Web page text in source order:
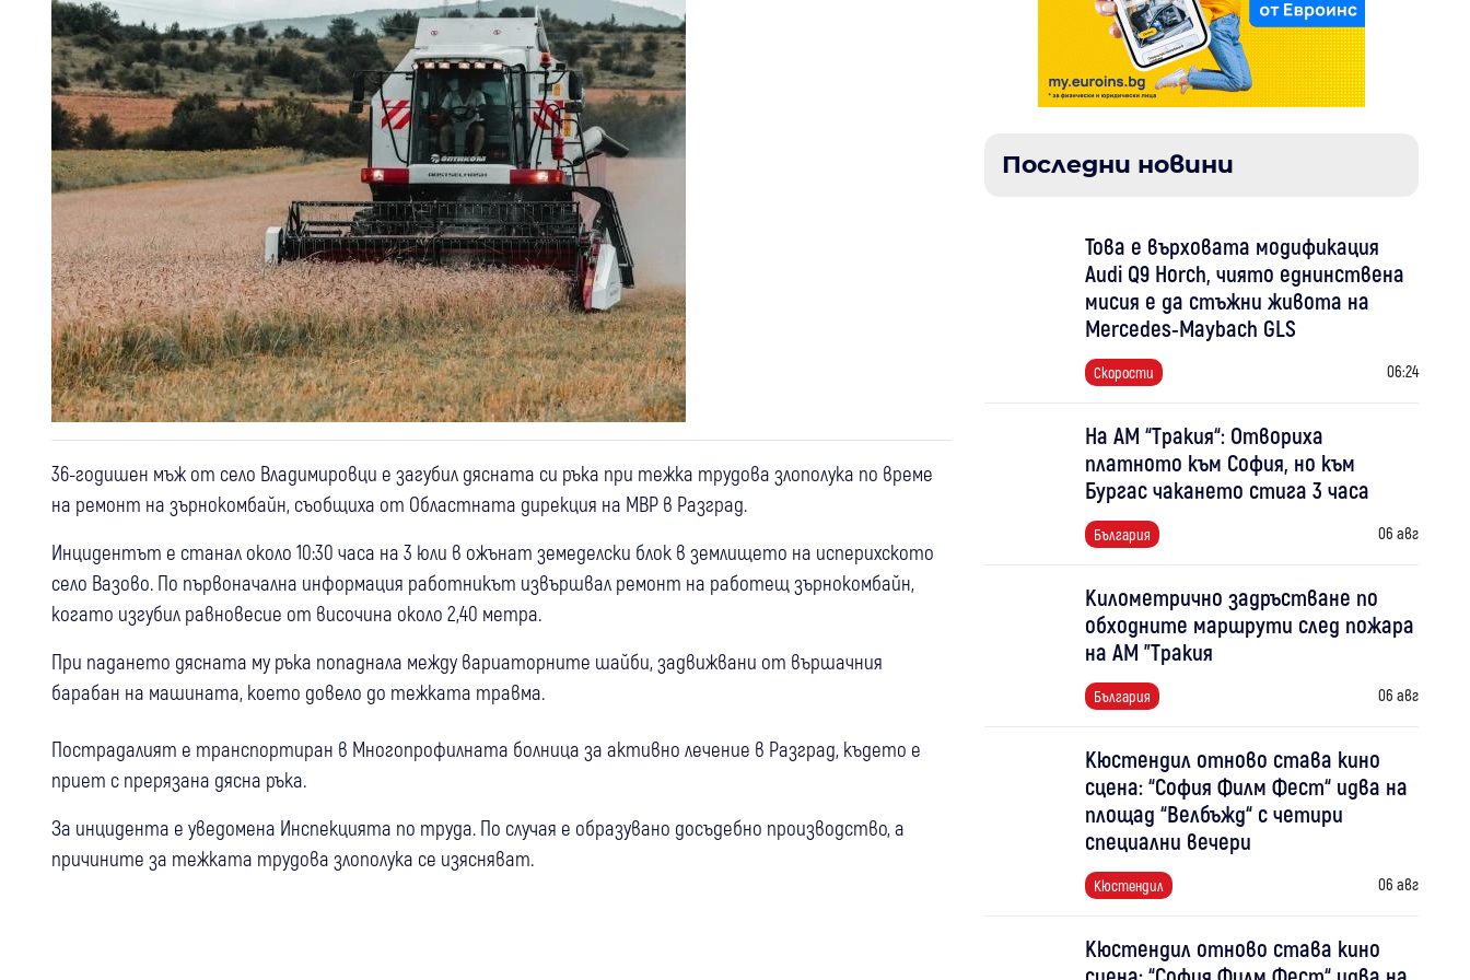
36-годишен мъж от село Владимировци е загубил дясната си ръка при тежка трудова злополука по време
на ремонт на зърнокомбайн, съобщиха от Областната дирекция на МВР в Разград.
Инцидентът е станал около 10:30 часа на 3 юли в ожънат земеделски блок в землището на исперихското
село Вазово. По първоначална информация работникът извършвал ремонт на работещ зърнокомбайн,
когато изгубил равновесие от височина около 2,40 метра.
При падането дясната му ръка попаднала между вариаторните шайби, задвижвани от вършачния
барабан на машината, което довело до тежката травма.
Пострадалият е транспортиран в Многопрофилната болница за активно лечение в Разград, където е
приет с прерязана дясна ръка.
За инцидента е уведомена Инспекцията по труда. По случая е образувано досъдебно производство, а
причините за тежката трудова злополука се изясняват.
Последни новини
Това е върховата модификация
Audi Q9 Horch, чиято еднинствена
мисия е да стъжни живота на
Mercedes-Maybach GLS
Скорости 06:24
На АМ “Тракия“: Отвориха
платното към София, но към
Бургас чакането стига 3 часа
България 06 авг
Километрично задръстване по
обходните маршрути след пожара
на АМ "Тракия
България 06 авг
Кюстендил отново става кино
сцена: “София Филм Фест“ идва на
площад “Велбъжд“ с четири
специални вечери
Кюстендил 06 авг
Кюстендил отново става кино